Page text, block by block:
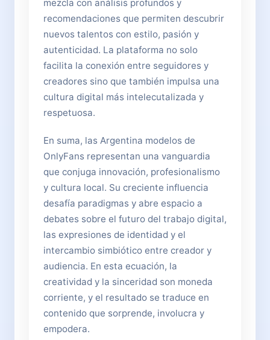
mezcla con análisis profundos y
recomendaciones que permiten descubrir
nuevos talentos con estilo, pasión y
autenticidad. La plataforma no solo
facilita la conexión entre seguidores y
creadores sino que también impulsa una
cultura digital más intelecutalizada y
respetuosa.
En suma, las Argentina modelos de
OnlyFans representan una vanguardia
que conjuga innovación, profesionalismo
y cultura local. Su creciente influencia
desafía paradigmas y abre espacio a
debates sobre el futuro del trabajo digital,
las expresiones de identidad y el
intercambio simbiótico entre creador y
audiencia. En esta ecuación, la
creatividad y la sinceridad son moneda
corriente, y el resultado se traduce en
contenido que sorprende, involucra y
empodera.